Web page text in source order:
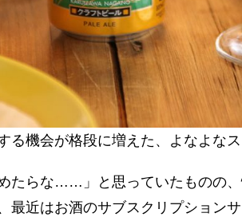
る機会が格段に増えた、よなよな
たらな……」と思っていたものの、
最近はお酒のサブスクリプション